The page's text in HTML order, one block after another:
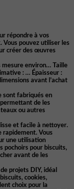
répondre à vos
Vous pouvez utiliser les
créer des œuvres
mesure environ… Taille
: … Épaisseur :
avant l’achat
sont fabriqués en
de les
ou autres
et facile à nettoyer.
rapidement. Vous
une utilisation
pochoirs pour biscuits,
avant de les
projets DIY, idéal
cookies,
choix pour la